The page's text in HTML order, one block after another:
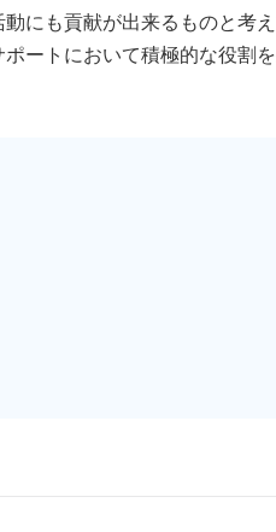
にも貢献が出来るものと考
ートにおいて積極的な役割